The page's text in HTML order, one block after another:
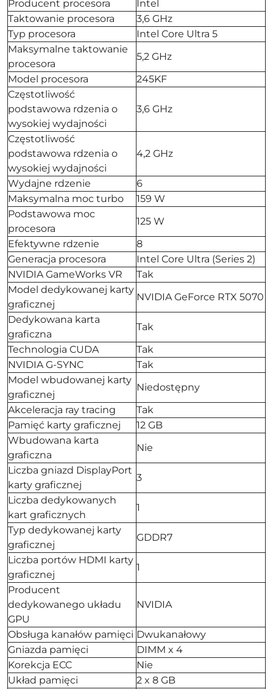
Producent procesora
Intel
Taktowanie procesora
3,6 GHz
Typ procesora
Intel Core Ultra 5
Maksymalne taktowanie
procesora
5,2 GHz
Model procesora
245KF
Częstotliwość
podstawowa rdzenia o
wysokiej wydajności
3,6 GHz
Częstotliwość
podstawowa rdzenia o
wysokiej wydajności
4,2 GHz
Wydajne rdzenie
6
Maksymalna moc turbo
159 W
Podstawowa moc
procesora
125 W
Efektywne rdzenie
8
Generacja procesora
Intel Core Ultra (Series 2)
NVIDIA GameWorks VR
Tak
Model dedykowanej karty
graficznej
NVIDIA GeForce RTX 5070
Dedykowana karta
graficzna
Tak
Technologia CUDA
Tak
NVIDIA G-SYNC
Tak
Model wbudowanej karty
graficznej
Niedostępny
Akceleracja ray tracing
Tak
Pamięć karty graficznej
12 GB
Wbudowana karta
graficzna
Nie
Liczba gniazd DisplayPort
karty graficznej
3
Liczba dedykowanych
kart graficznych
1
Typ dedykowanej karty
graficznej
GDDR7
Liczba portów HDMI karty
graficznej
1
Producent
dedykowanego układu
GPU
NVIDIA
Obsługa kanałów pamięci Dwukanałowy
Gniazda pamięci
DIMM x 4
Korekcja ECC
Nie
Układ pamięci
2 x 8 GB